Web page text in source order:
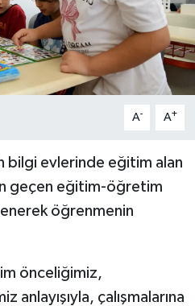
A- A+
bilgi evlerinde eğitim alan
geçen eğitim-öğretim
öğrenmenin
önceliğimiz,
anlayışıyla, çalışmalarına